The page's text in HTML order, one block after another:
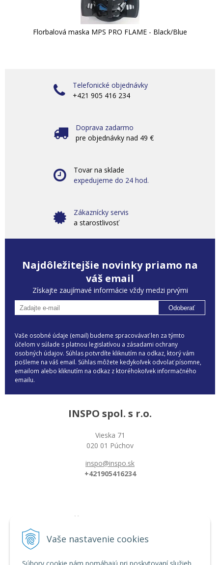
Vaše nastavenie cookies
Florbalová maska MPS PRO FLAME - Black/Blue
Telefonické objednávky
+421 905 416 234
Doprava zadarmo
pre objednávky nad 49 €
Tovar na sklade
expedujeme do 24 hod.
Zákaznícky servis
a starostlivosť
Najdôležitejšie novinky priamo na
váš email
Získajte zaujímavé informácie vždy medzi prvými
Odoberať
Vaše osobné údaje (email) budeme spracovávať len za týmto
účelom v súlade s platnou legislatívou a zásadami ochrany
osobných údajov. Súhlas potvrdíte kliknutím na odkaz, ktorý vám
pošleme na váš email. Súhlas môžete kedykoľvek odvolať písomne,
emailom alebo kliknutím na odkaz z ktoréhokoľvek informačného
emailu.
INSPO spol. s r.o.
Vieska 71
020 01 Púchov
inspo@inspo.sk
+421905416234
Všetko o nákupe
Možnosti platby a doprava